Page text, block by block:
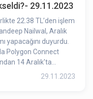
29.11.2023
22.38 TL’den işlem
Nailwal, Aralık
yapacağını duyurdu.
Polygon Connect
14 Aralık'ta
Ayrıca, şirket 20
29.11.2023